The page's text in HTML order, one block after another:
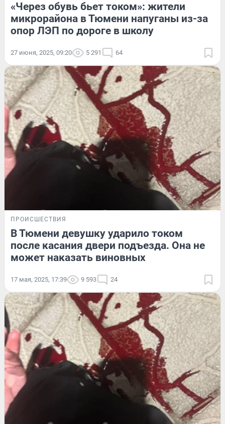
«Через обувь бьет током»: жители
микрорайона в Тюмени напуганы из-за
опор ЛЭП по дороге в школу
27 июня, 2025, 09:20 5 291 64
ПРОИСШЕСТВИЯ
В Тюмени девушку ударило током
после касания двери подъезда. Она не
может наказать виновных
17 мая, 2025, 17:39 9 593 24